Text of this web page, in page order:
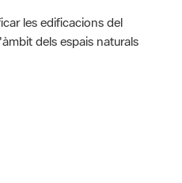
les edificacions del
dels espais naturals
media es de 0 estrellas de